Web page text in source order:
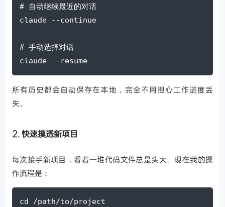
# 自动继续最近的对话
claude --continue
# 手动选择对话
claude --resume
所有历史都会自动保存在本地，完全不用担心工作进度丢
失。
2. 快速摸透新项目
每次接手新项目，看着一堆代码文件总是头大。现在我的操
作流程是：
cd /path/to/project